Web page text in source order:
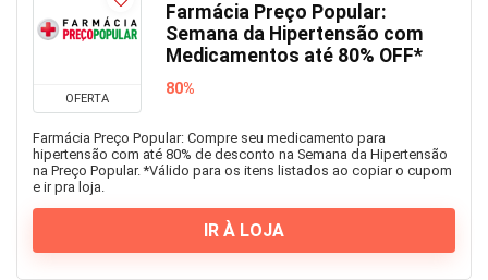
OFERTA
Farmácia Preço Popular:
Semana da Hipertensão com
Medicamentos até 80% OFF*
80%
Farmácia Preço Popular: Compre seu medicamento para
hipertensão com até 80% de desconto na Semana da Hipertensão
na Preço Popular. *Válido para os itens listados ao copiar o cupom
e ir pra loja.
IR À LOJA